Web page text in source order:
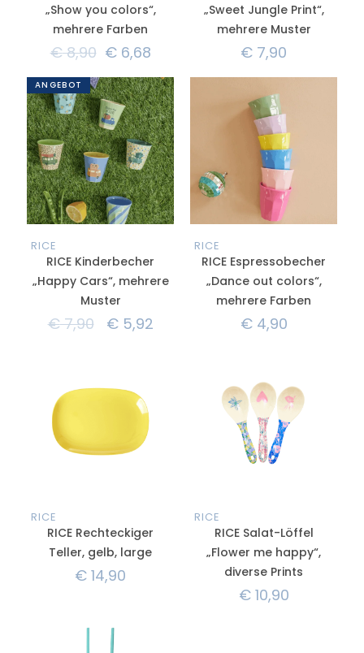
„Show you colors“,
mehrere Farben
€8,90 €6,68
„Sweet Jungle Print“,
mehrere Muster
€ 7,90
ANGEBOT
RICE
RICE Kinderbecher
„Happy Cars“, mehrere
Muster
€7,90 €5,92
RICE
RICE Espressobecher
„Dance out colors“,
mehrere Farben
€4,90
RICE
RICE Rechteckiger
Teller, gelb, large
€ 14,90
RICE
RICE Salat-Löffel
„Flower me happy“,
diverse Prints
€10,90